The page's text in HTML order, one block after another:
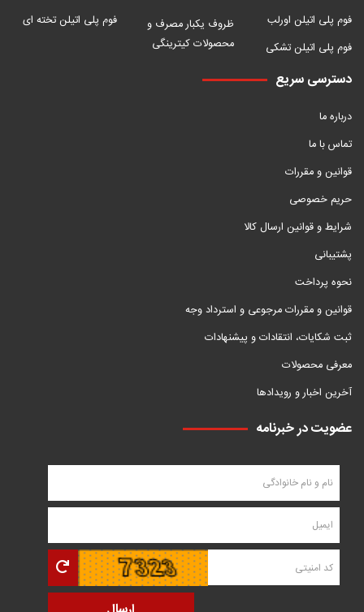
فوم پلی اتیلن اورلب
فوم پلی اتیلن تشکی
ظروف یکبار مصرف و
محصولات کیترینگی
فوم پلی اتیلن تخته ای
دسترسی سریع
درباره ما
تماس با ما
قوانین و مقررات
حریم خصوصی
شرایط و قوانین ارسال کالا
پشتیبانی
نحوه پرداخت
قوانین و مقررات مرجوعی و استرداد وجه
ثبت شکایات، انتقادات و پیشنهادات
معرفی محصولات
آخرین اخبار و رویدادها
عضویت در خبرنامه